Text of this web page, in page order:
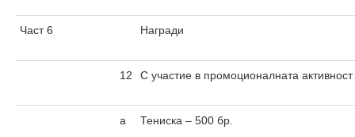
Част 6 Награди
12 С участие в промоционалната
а Тениска – 500 бр.